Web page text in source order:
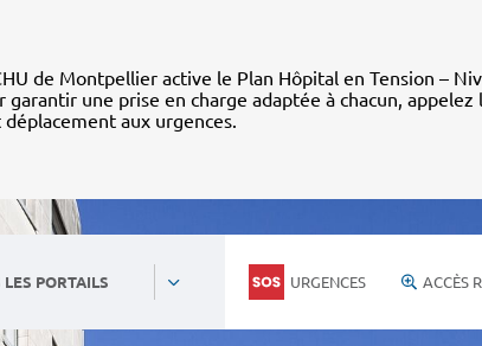
de Montpellier active le Plan Hôpital en Tension –
garantir une prise en charge adaptée à chacun, appelez
aux urgences.
LES PORTAILS URGENCES ACCÈS